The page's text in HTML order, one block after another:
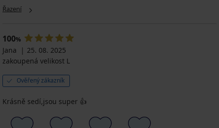
Kč
629
Kč
779
Kčpasem
Řazení
100%
Jana
25. 08. 2025
zakoupená velikost L
Ověřený zákazník
Krásně sedí,jsou super 👍